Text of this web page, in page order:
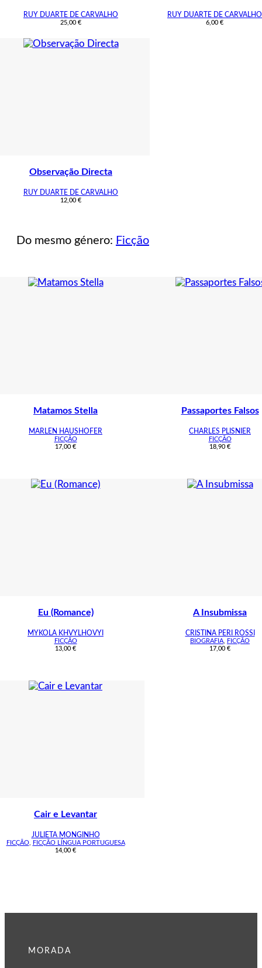
RUY DUARTE DE CARVALHO
25,00 €
RUY DUARTE DE CARVALHO
6,00 €
Observação Directa
RUY DUARTE DE CARVALHO
12,00 €
Do mesmo género: Ficção
Matamos Stella
MARLEN HAUSHOFER
FICÇÃO
17,00 €
Passaportes Falsos
CHARLES PLISNIER
FICÇÃO
18,90 €
Eu (Romance)
MYKOLA KHVYLHOVYI
FICÇÃO
13,00 €
A Insubmissa
CRISTINA PERI ROSSI
BIOGRAFIA
FICÇÃO
17,00 €
Cair e Levantar
JULIETA MONGINHO
FICÇÃO,
FICÇÃO LÍNGUA PORTUGUESA
14,00 €
MORADA